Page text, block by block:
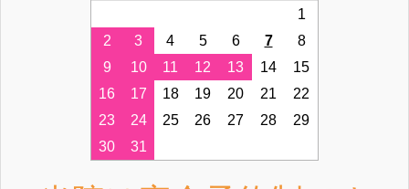
1
2
3 4 5 6 7
8
9
10 11 12 13 14
15
16
17 18 19 20 21
22
23
24 25 26 27 28
29
30
31